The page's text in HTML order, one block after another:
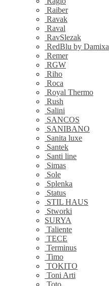
Raiber
Ravak
Raval
RavSlezak
RedBlu by Damixa
Remer
RGW
Riho
Roca
Royal Thermo
Rush
Salini
SANCOS
SANIBANO
Sanita luxe
Santek
Santi line
Simas
Sole
Splenka
Status
STIL HAUS
Stworki
SURYA
Taliente
TECE
Terminus
Timo
TOKITO
Toni Arti
Toto